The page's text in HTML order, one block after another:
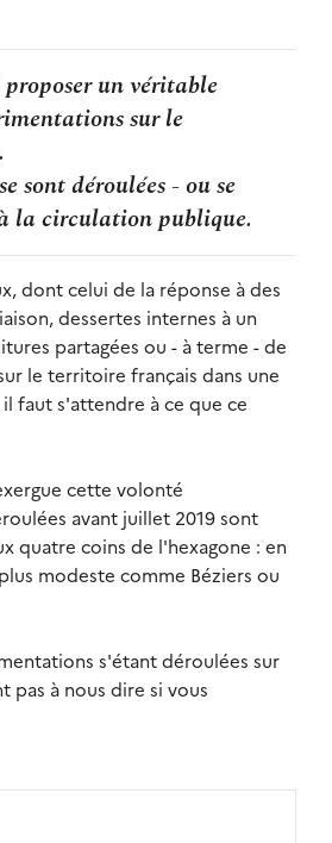
un véritable
sur le
déroulées - ou se
la circulation publique.
dont celui de la réponse à des
dessertes internes à un
partagées ou - à terme - de
le territoire français dans une
faut s'attendre à ce que ce
cette volonté
avant juillet 2019 sont
quatre coins de l'hexagone : en
modeste comme Béziers ou
s'étant déroulées sur
pas à nous dire si vous